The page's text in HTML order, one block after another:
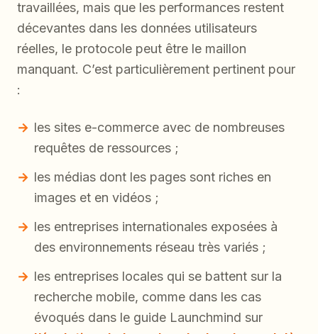
travaillées, mais que les performances restent
décevantes dans les données utilisateurs
réelles, le protocole peut être le maillon
manquant. C’est particulièrement pertinent pour
:
les sites e-commerce avec de nombreuses
requêtes de ressources ;
les médias dont les pages sont riches en
images et en vidéos ;
les entreprises internationales exposées à
des environnements réseau très variés ;
les entreprises locales qui se battent sur la
recherche mobile, comme dans les cas
évoqués dans le guide Launchmind sur